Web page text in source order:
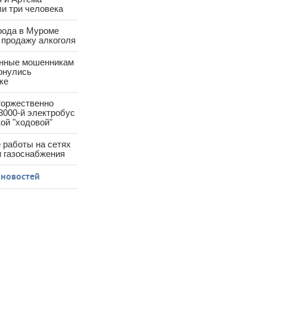
три человека
в Муроме
продажу алкоголя
мошенникам
й электробус
"ходовой"
на сетях
газоснабжения